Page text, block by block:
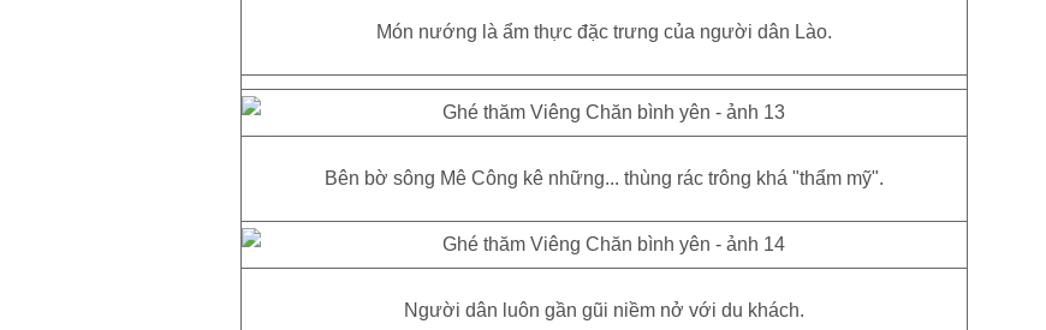
Món nướng là ẩm thực đặc trưng của người dân Lào.
Bên bờ sông Mê Công kê những... thùng rác trông khá "thẩm mỹ".
Người dân luôn gần gũi niềm nở với du khách.